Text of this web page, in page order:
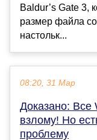
Baldur’s Gate 3,
размер файла
настольк...
08:20, 31 Мар
Доказано: Все
взлому! Но
проблему